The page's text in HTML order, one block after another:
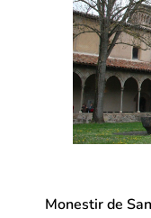
Monestir de